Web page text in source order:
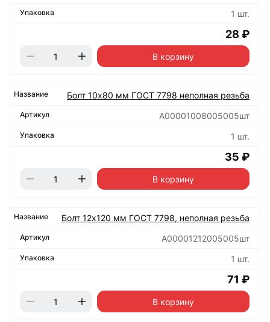
1 шт.
28 ₽
В корзину
Болт 10х80 мм ГОСТ 7798 неполная резьба
А00001008005005шт
1 шт.
35 ₽
В корзину
Болт 12х120 мм ГОСТ 7798, неполная резьба
А00001212005005шт
1 шт.
71 ₽
В корзину